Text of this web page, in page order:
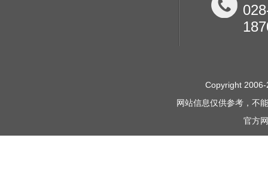
Copyright
网站信息仅供参考，不
官方